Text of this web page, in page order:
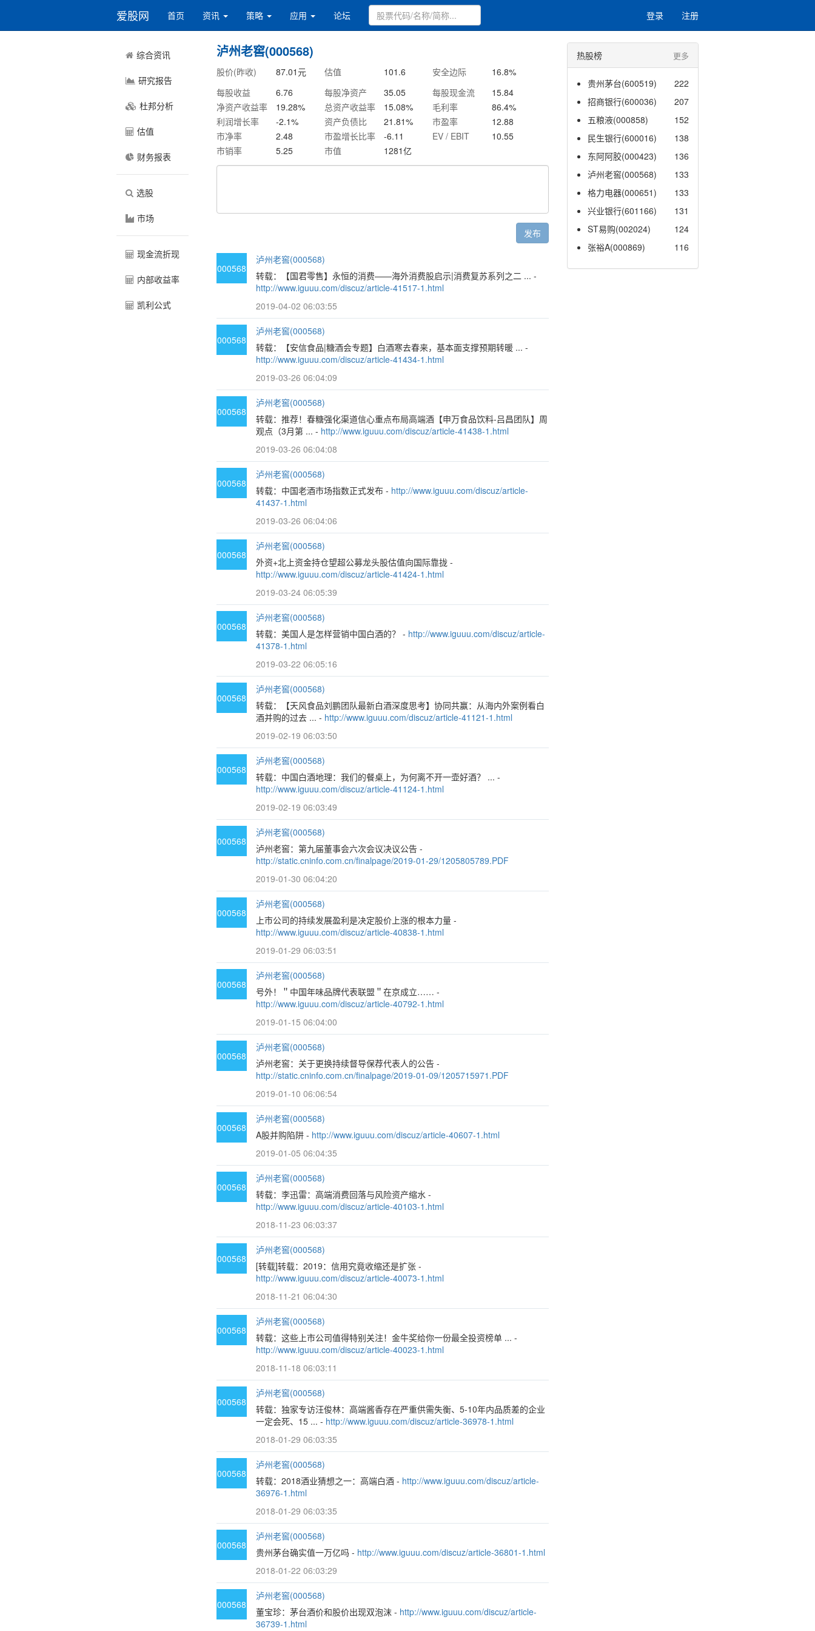
爱股网 首页 资讯 策略 应用 论坛 登录 注册
综合资讯
研究报告
杜邦分析
估值
财务报表
选股
市场
现金流折现
内部收益率
凯利公式
泸州老窖(000568)
股价(昨收) 87.01元 估值 101.6 安全边际 16.8%
每股收益
6.76 每股净资产 35.05 每股现金流
15.84
净资产收益率
19.28% 总资产收益率 15.08% 毛利率 86.4%
利润增长率
-2.1% 资产负债比 21.81% 市盈率
12.88
市净率
2.48 市盈增长比率 -6.11 EV / EBIT
10.55
市销率
5.25 市值 1281亿
发布
000568
泸州老窖(000568)
转载：【国君零售】永恒的消费——海外消费股启示|消费复苏系列之二 ... -
http://www.iguuu.com/discuz/article-41517-1.html
2019-04-02 06:03:55
000568
泸州老窖(000568)
转载：【安信食品|糖酒会专题】白酒寒去春来，基本面支撑预期转暖 ... -
http://www.iguuu.com/discuz/article-41434-1.html
2019-03-26 06:04:09
000568
泸州老窖(000568)
转载：推荐！春糖强化渠道信心重点布局高端酒【申万食品饮料-吕昌团队】周
观点（3月第 ... - http://www.iguuu.com/discuz/article-41438-1.html
2019-03-26 06:04:08
000568
泸州老窖(000568)
转载：中国老酒市场指数正式发布 - http://www.iguuu.com/discuz/article-
41437-1.html
2019-03-26 06:04:06
000568
泸州老窖(000568)
外资+北上资金持仓望超公募龙头股估值向国际靠拢 -
http://www.iguuu.com/discuz/article-41424-1.html
2019-03-24 06:05:39
000568
泸州老窖(000568)
转载：美国人是怎样营销中国白酒的？ - http://www.iguuu.com/discuz/article-
41378-1.html
2019-03-22 06:05:16
000568
泸州老窖(000568)
转载：【天风食品刘鹏团队最新白酒深度思考】协同共赢：从海内外案例看白
酒并购的过去 ... - http://www.iguuu.com/discuz/article-41121-1.html
2019-02-19 06:03:50
000568
泸州老窖(000568)
转载：中国白酒地理：我们的餐桌上，为何离不开一壶好酒？ ... -
http://www.iguuu.com/discuz/article-41124-1.html
2019-02-19 06:03:49
000568
泸州老窖(000568)
泸州老窖：第九届董事会六次会议决议公告 -
http://static.cninfo.com.cn/finalpage/2019-01-29/1205805789.PDF
2019-01-30 06:04:20
000568
泸州老窖(000568)
上市公司的持续发展盈利是决定股价上涨的根本力量 -
http://www.iguuu.com/discuz/article-40838-1.html
2019-01-29 06:03:51
000568
泸州老窖(000568)
号外！＂中国年味品牌代表联盟＂在京成立…… -
http://www.iguuu.com/discuz/article-40792-1.html
2019-01-15 06:04:00
000568
泸州老窖(000568)
泸州老窖：关于更换持续督导保荐代表人的公告 -
http://static.cninfo.com.cn/finalpage/2019-01-09/1205715971.PDF
2019-01-10 06:06:54
000568
泸州老窖(000568)
A股并购陷阱 - http://www.iguuu.com/discuz/article-40607-1.html
2019-01-05 06:04:35
000568
泸州老窖(000568)
转载：李迅雷：高端消费回落与风险资产缩水 -
http://www.iguuu.com/discuz/article-40103-1.html
2018-11-23 06:03:37
000568
泸州老窖(000568)
[转载]转载：2019：信用究竟收缩还是扩张 -
http://www.iguuu.com/discuz/article-40073-1.html
2018-11-21 06:04:30
000568
泸州老窖(000568)
转载：这些上市公司值得特别关注！金牛奖给你一份最全投资榜单 ... -
http://www.iguuu.com/discuz/article-40023-1.html
2018-11-18 06:03:11
000568
泸州老窖(000568)
转载：独家专访汪俊林：高端酱香存在严重供需失衡、5-10年内品质差的企业
一定会死、15 ... - http://www.iguuu.com/discuz/article-36978-1.html
2018-01-29 06:03:35
000568
泸州老窖(000568)
转载：2018酒业猜想之一：高端白酒 - http://www.iguuu.com/discuz/article-
36976-1.html
2018-01-29 06:03:35
000568
泸州老窖(000568)
贵州茅台确实值一万亿吗 - http://www.iguuu.com/discuz/article-36801-1.html
2018-01-22 06:03:29
000568
泸州老窖(000568)
董宝珍：茅台酒价和股价出现双泡沫 - http://www.iguuu.com/discuz/article-
36739-1.html
热股榜 更多
贵州茅台(600519)
222
招商银行(600036)
207
五粮液(000858)
152
民生银行(600016)
138
东阿阿胶(000423)
136
泸州老窖(000568)
133
格力电器(000651)
133
兴业银行(601166)
131
ST易购(002024)
124
张裕A(000869)
116